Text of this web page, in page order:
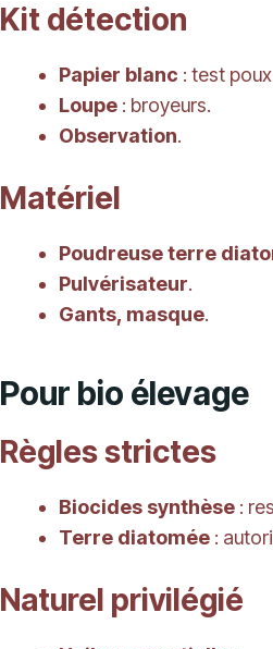
Kit détection
Papier blanc : test
Loupe : broyeurs.
Observation.
Matériel
Poudreuse terre
Pulvérisateur.
Gants, masque.
Pour bio élevage
Règles strictes
Biocides synthèse :
Terre diatomée :
Naturel privilégié